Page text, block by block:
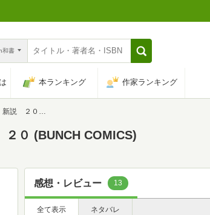
和書
本ランキング 作家ランキング
COMICS)
０ (BUNCH COMICS)
感想・レビュー 13
全て表示 ネタバレ